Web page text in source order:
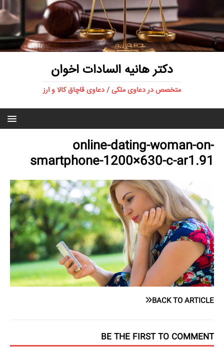
دکتر هانیه السادات اخوان
متخصص در دعاوی ملکی / دعاوی قاچاق کالا و ارز
online-dating-woman-on-
smartphone-1200×630-c-ar1.91
BACK TO ARTICLE
BE THE FIRST TO COMMENT